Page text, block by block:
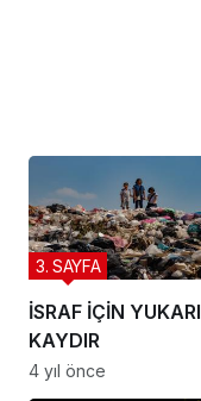
İSRAF İÇİN YUKARI
KAYDIR
3. SAYFA
4 yıl önce